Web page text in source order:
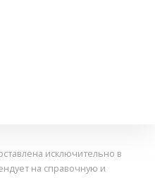
исключительно в
на справочную и